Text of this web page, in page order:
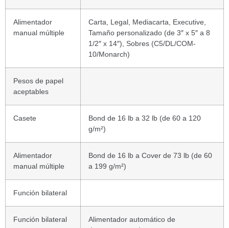
Alimentador
manual múltiple
Carta, Legal, Mediacarta, Executive,
Tamaño personalizado (de 3″ x 5″ a 8
1/2″ x 14″), Sobres (C5/DL/COM-
10/Monarch)
Pesos de papel
aceptables
Casete
Bond de 16 lb a 32 lb (de 60 a 120
g/m²)
Alimentador
manual múltiple
Bond de 16 lb a Cover de 73 lb (de 60
a 199 g/m²)
Función bilateral
Función bilateral
Alimentador automático de